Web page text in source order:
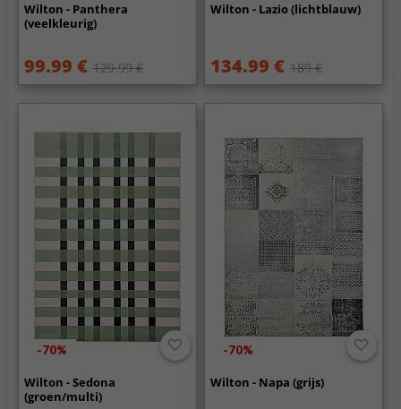
Wilton - Panthera
(veelkleurig)
99.99 € 129.99 €
Wilton - Lazio (lichtblauw)
134.99 € 189 €
-70%
Wilton - Sedona
(groen/multi)
-70%
Wilton - Napa (grijs)